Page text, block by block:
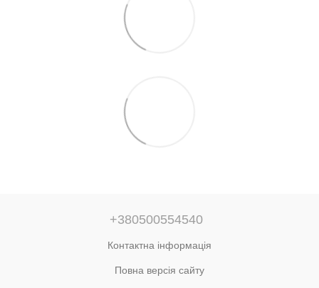
+380500554540
Контактна інформація
Повна версія сайту